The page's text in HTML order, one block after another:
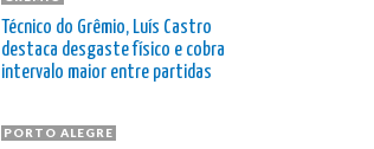
Técnico do Grêmio, Luís Castro
destaca desgaste físico e cobra
intervalo maior entre partidas
PORTO ALEGRE